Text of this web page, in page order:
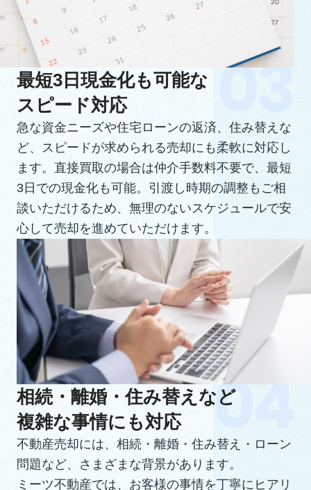
最短3日現金化も可能な
スピード対応
急な資金ニーズや住宅ローンの返済、住み替えな
ど、スピードが求められる売却にも柔軟に対応し
ます。直接買取の場合は仲介手数料不要で、最短
3日での現金化も可能。引渡し時期の調整もご相
談いただけるため、無理のないスケジュールで安
心して売却を進めていただけます。
相続・離婚・住み替えなど
複雑な事情にも対応
不動産売却には、相続・離婚・住み替え・ローン
問題など、さまざまな背景があります。
ミーツ不動産では、お客様の事情を丁寧にヒアリ